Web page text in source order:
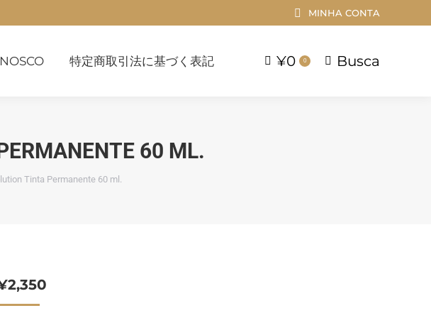
MINHA CONTA
特定商取引法に基づく表記 ¥0 0 Buscar
Busca
60 ML.
Tinta Permanente 60 ml.
2,350
特定商取引法に基づく表記 ¥0 Buscar
Busca